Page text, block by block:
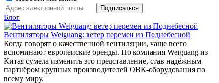
Блог
Вентиляторы Weiguang: ветер перемен из Поднебесной
Когда говорят о качественной вентиляции, чаще всего
вспоминают европейские бренды. Но компания Weiguang из
Китая сумела изменить это представление, став надёжным
партнёром крупных производителей ОВК-оборудования по
всему миру.